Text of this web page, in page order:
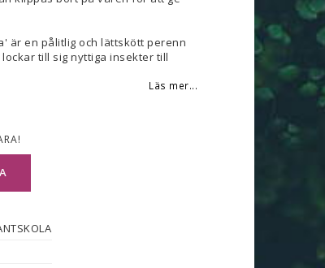
är en pålitlig och lättskött perenn
till sig nyttiga insekter till
Läs mer...